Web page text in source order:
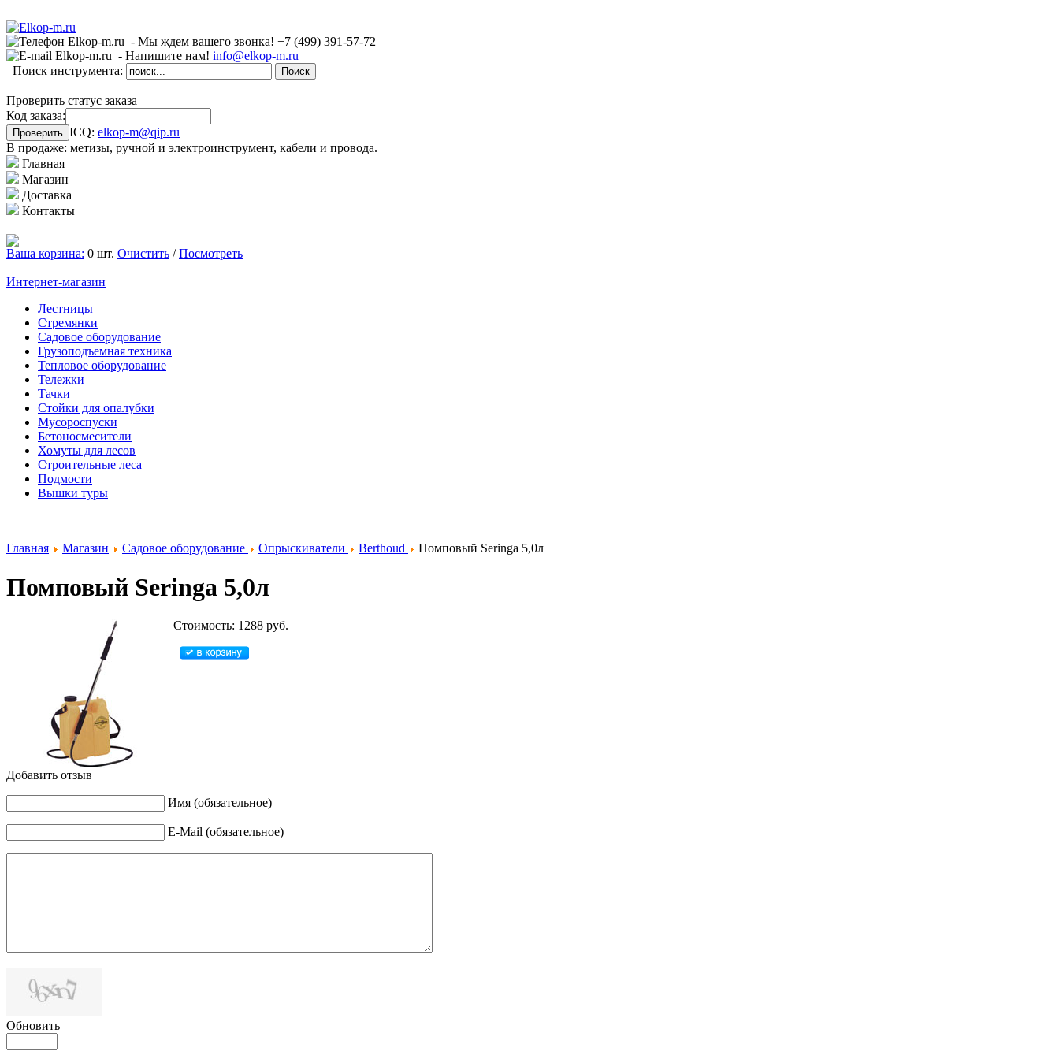
- Мы ждем вашего звонка! +7 (499) 391-57-72
- Напишите нам! info@elkop-m.ru
Поиск инструмента:
Проверить статус заказа
Код заказа:
ICQ: elkop-m@qip.ru
В продаже: метизы, ручной и электроинструмент, кабели и провода.
Главная
Магазин
Доставка
Контакты
Ваша корзина: 0 шт. Очистить /Посмотреть
Интернет-магазин
Лестницы
Стремянки
Садовое оборудование
Грузоподъемная техника
Тепловое оборудование
Тележки
Тачки
Стойки для опалубки
Мусороспуски
Бетоносмесители
Хомуты для лесов
Строительные леса
Подмости
Вышки туры
Главная Магазин Садовое оборудование Опрыскиватели Berthoud Помповый Seringa 5,0л
Помповый Seringa 5,0л
Стоимость: 1288 руб.
Добавить отзыв
Имя (обязательное)
E-Mail (обязательное)
Обновить